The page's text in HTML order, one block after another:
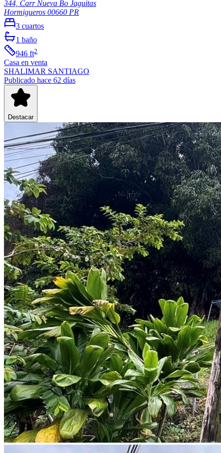
344, Carr Nueva Bo Jaguitas
Hormigueros 00660 PR
3 cuartos
1 baño
946 ft2
Casa en venta
SHALIMAR SANTIAGO
Publicado hace 62 días
Destacar